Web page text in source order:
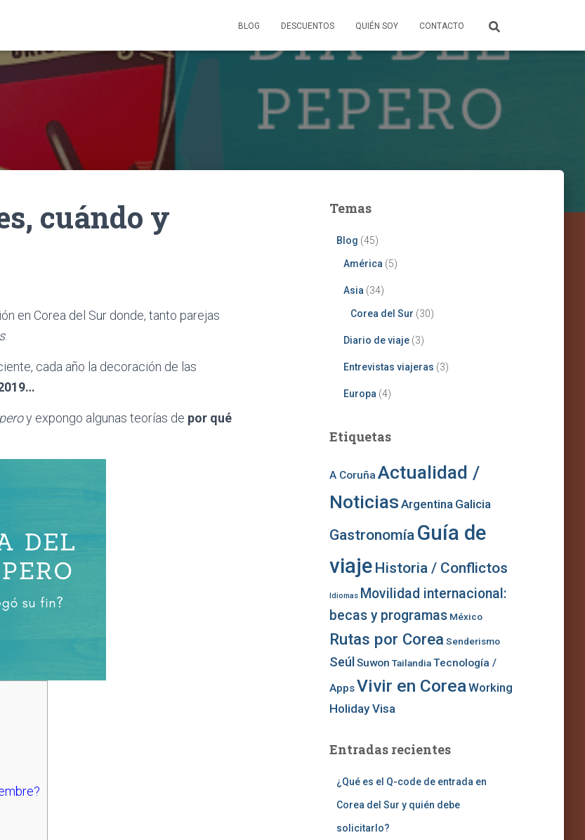
BLOG DESCUENTOS QUIÉN SOY CONTACTO
cuándo y
en Corea del Sur donde, tanto parejas
.
cada año la decoración de las
y expongo algunas teorías de por qué
Temas
Blog (45)
América (5)
Asia (34)
Corea del Sur (30)
Diario de viaje(3)
Entrevistas viajeras (3)
Europa (4)
Etiquetas
A Coruña Actualidad /
Noticias Argentina Galicia
Gastronomía Guía de
viaje Historia / Conflictos
Idiomas Movilidad internacional:
becas y programas México
Rutas por Corea Senderismo
Seúl Suwon Tailandia Tecnología /
AppsVivir en CoreaWorking
Holiday Visa
Entradas recientes
¿Qué es el Q-code de entrada en
Corea del Sur y quién debe
solicitarlo?